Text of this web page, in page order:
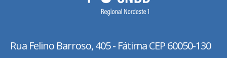
Rua Felino Barroso, 405 - FátimaCEP 60050-130